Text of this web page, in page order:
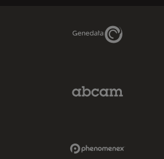
Genedata Link
Devices Link